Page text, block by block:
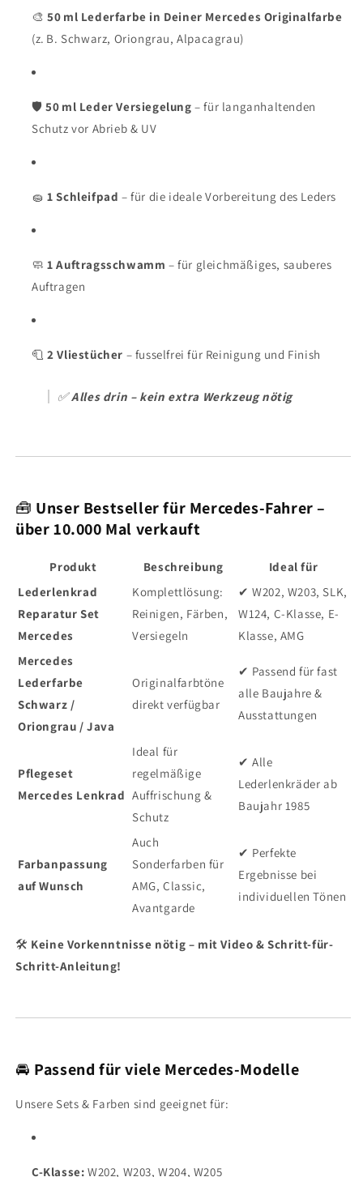
🎨50 ml Lederfarbe in Deiner Mercedes Originalfarbe
(z. B. Schwarz, Oriongrau, Alpacagrau)
🛡️50 ml Leder Versiegelung – für langanhaltenden
Schutz vor Abrieb & UV
🧽1 Schleifpad – für die ideale Vorbereitung des Leders
🧼1 Auftragsschwamm – für gleichmäßiges, sauberes
Auftragen
🧻2 Vliestücher – fusselfrei für Reinigung und Finish
✅Alles drin – kein extra Werkzeug nötig
🧰 Unser Bestseller für Mercedes-Fahrer –
über 10.000 Mal verkauft
Produkt Beschreibung
Ideal für
Lederlenkrad
Reparatur Set
Mercedes
Komplettlösung:
Reinigen, Färben,
Versiegeln
✔ W202, W203, SLK,
W124, C-Klasse, E-
Klasse, AMG
Mercedes
Lederfarbe
Schwarz /
Oriongrau / Java
Originalfarbtöne
direkt verfügbar
✔ Passend für fast
alle Baujahre &
Ausstattungen
Pflegeset
Mercedes Lenkrad
Ideal für
regelmäßige
Auffrischung &
Schutz
✔ Alle
Lederlenkräder ab
Baujahr 1985
Farbanpassung
auf Wunsch
Auch
Sonderfarben für
AMG, Classic,
Avantgarde
✔ Perfekte
Ergebnisse bei
individuellen Tönen
🛠 Keine Vorkenntnisse nötig – mit Video & Schritt-für-
Schritt-Anleitung!
🚘 Passend für viele Mercedes-Modelle
Unsere Sets & Farben sind geeignet für:
C-Klasse: W202, W203, W204, W205